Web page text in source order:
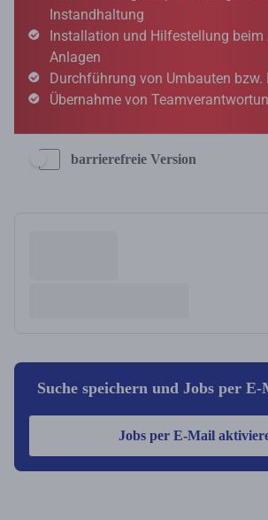
barrierefreie Version
Suche speichern und Jobs per
Jobs per E-Mail